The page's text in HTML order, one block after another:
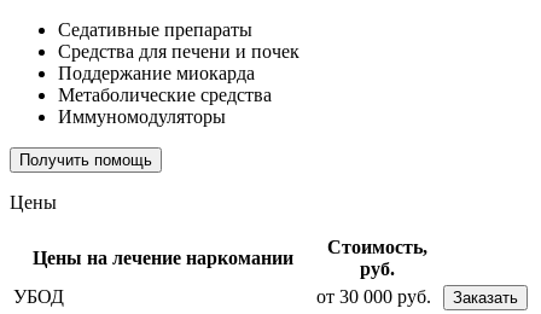
Седативные препараты
Средства для печени и почек
Поддержание миокарда
Метаболические средства
Иммуномодуляторы
Получить помощь
Цены
Цены на лечение наркомании
Стоимость,
руб.
УБОД
от 30 000 руб. Заказать